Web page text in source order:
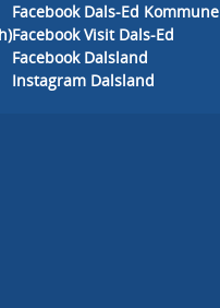
Facebook Dals-Ed Kommune
Facebook Visit Dals-Ed
Facebook Dalsland
Instagram Dalsland